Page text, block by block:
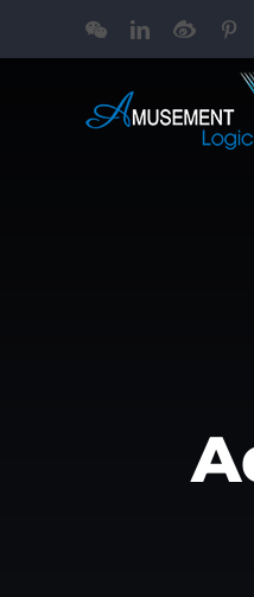
WeChatLinkedIn
Weibo